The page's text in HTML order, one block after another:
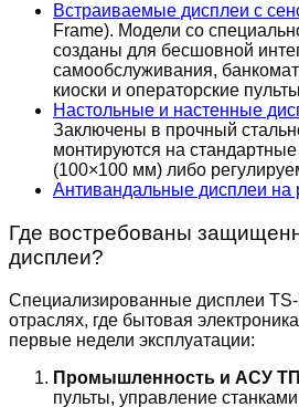
Встраиваемые дисплеи с
Frame). Модели со
созданы для бесшовной
самообслуживания,
киоски и операторские
Настольные и настенные
Заключены в прочный
монтируются на
(100×100 мм) либо
Антивандальные дисплеи на
Где востребованы
дисплеи?
Специализированные дисплеи
отраслях, где бытовая
первые недели эксплуатации:
Промышленность и АСУ
пульты, управление